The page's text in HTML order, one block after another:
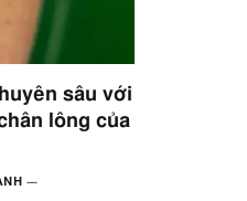
sâu với
lông của